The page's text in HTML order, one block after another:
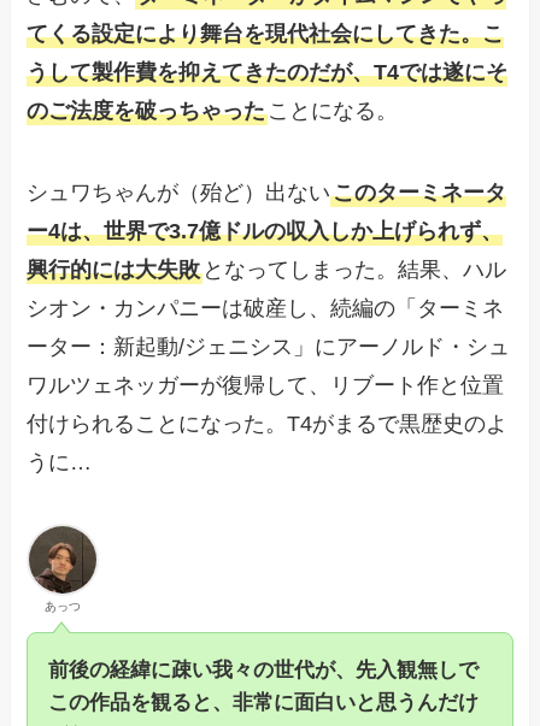
てくる設定により舞台を現代社会にしてきた。こ
うして製作費を抑えてきたのだが、T4では遂にそ
のご法度を破っちゃったことになる。
シュワちゃんが（殆ど）出ないこのターミネータ
ー4は、世界で3.7億ドルの収入しか上げられず、
興行的には大失敗 となってしまった。結果、ハル
シオン・カンパニーは破産し、続編の「ターミネ
ーター：新起動/ジェニシス」にアーノルド・シュ
ワルツェネッガーが復帰して、リブート作と位置
付けられることになった。T4がまるで黒歴史のよ
うに…
あっつ
前後の経緯に疎い我々の世代が、先入観無しで
この作品を観ると、非常に面白いと思うんだけ